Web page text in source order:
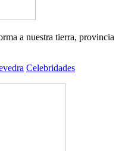
a nuestra tierra, provincia
Celebridades